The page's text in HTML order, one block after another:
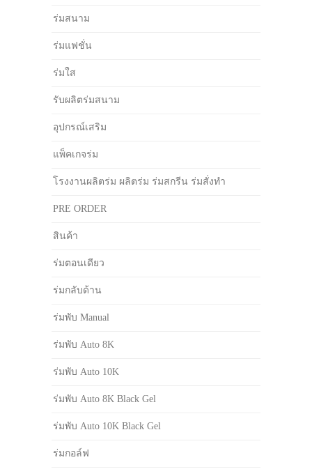
ร่มสนาม
ร่มแฟชั่น
ร่มใส
รับผลิตร่มสนาม
อุปกรณ์เสริม
แพ็คเกจร่ม
โรงงานผลิตร่ม ผลิตร่ม ร่มสกรีน ร่มสั่งทำ
PRE ORDER
สินค้า
ร่มตอนเดียว
ร่มกลับด้าน
ร่มพับ Manual
ร่มพับ Auto 8K
ร่มพับ Auto 10K
ร่มพับ Auto 8K Black Gel
ร่มพับ Auto 10K Black Gel
ร่มกอล์ฟ